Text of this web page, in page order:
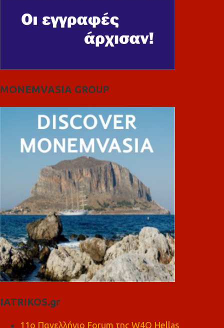
MONEMVASIA GROUP
IATRIKOS.gr
11ο Πανελλήνιο Forum της W4O Hellas